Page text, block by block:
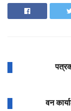
वन